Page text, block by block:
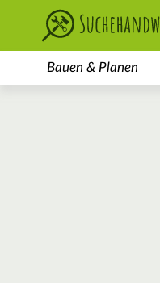
Bauen & Planen